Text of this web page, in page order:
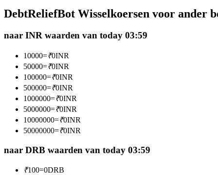
Futures met USDC als onderpand
Kopiëren Handel
Sluit je aan bij top traders
DebtReliefBot Wisselkoersen voor ander
naar INR waarden van today 03:59
10000=₹0INR
50000=₹0INR
100000=₹0INR
500000=₹0INR
1000000=₹0INR
5000000=₹0INR
10000000=₹0INR
50000000=₹0INR
naar DRB waarden van today 03:59
₹100=0DRB